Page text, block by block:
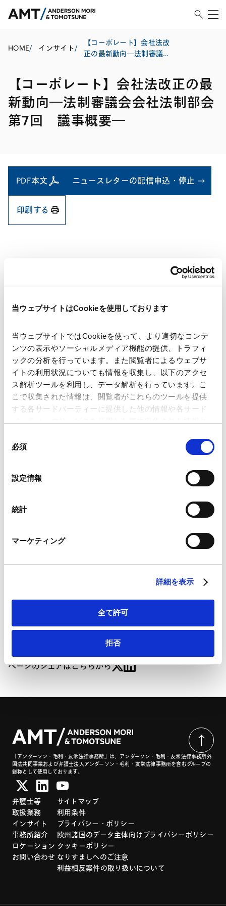
当ウェブサイトはCookieを使用しております
当ウェブサイトではCookieを使って、より適切なコンテ
ンツの表示やソーシャルメディア機能の提供、トラフィ
ックの分析を行っています。また閲覧者によるウェブサ
イトの利用状況についても情報を収集し、以下のアクセ
ス解析ツールを利用し、データ解析を行っています。こ
こで収集された情報は、閲覧者がこれらのツールを提供
する各サードパーティーに提供した他の情報や各サード
ことがあります。
Google Analytics利用規約（
Marketo
外部サイト）
LinkedIn プライバシーポリシー（
HubSpot プライバシーポリシー（外部サイト）
必須
設定情報
統計
マーケティング
詳細を表示
全て許可
拒否
HOME/ インサイト/
【コーポレート】会社法改
正の最新動向―法制審議会
【コーポレート】会社法改正の最
新動向―法制審議会会社法制部会
第7回 議事概要―
PDF本文 ニュースレターの配信申込・停止
印刷する
著者
野村 直弘 瀧 拓也
発行年月日 2025年12月17日
業務分野 コーポレート
企業法務一般
コーポレート・ガバナンス
株主総会
ニュースレター【コーポレート】「会社法改正の最新動
向―法制審議会会社法制部会第7回 議事概要―」が掲
Contents
Ⅱ．バーチャル株主総会およびバーチャル社債権者集会
2． 実施する際の手続等
Ⅲ．実質株主確認制度
IV．株主総会のデジタル化に関するその他の検討事項
ページのシェアはこちらから
「アンダーソン・毛利・友常法律事務所」は、アンダーソン・毛利・友常法律事務所外
国法共同事業および弁護士法人アンダーソン・毛利・友常法律事務所を含むグループの
総称として使用しております。
弁護士等
取扱業務
インサイト
事務所紹介
ロケーション
お問い合わせ
サイトマップ
利用条件
プライバシー・ポリシー
欧州諸国のデータ主体向けプライバシーポリシー
クッキーポリシー
なりすましへのご注意
利益相反案件の取り扱いについて